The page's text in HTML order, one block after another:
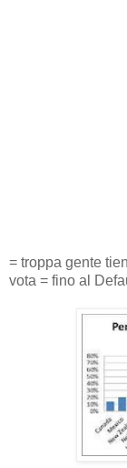
= troppa gente
vota = fino al